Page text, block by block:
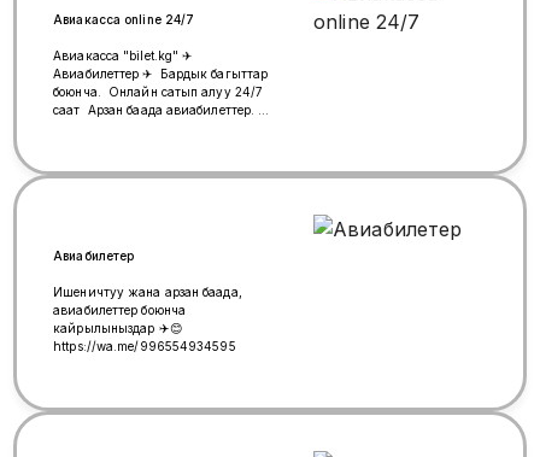
Авиакасса online 24/7
Авиакасса "bilet.kg" ✈
Авиабилеттер ✈ Бардык багыттар
боюнча. Онлайн сатып алуу 24/7
саат Арзан баада авиабилеттер.
обмен бар Суроолор боюнча 📲
Авиабилетер
Ишеничтуу жана арзан баада,
авиабилеттер боюнча
кайрылыныздар ✈️😊
https://wa.me/996554934595